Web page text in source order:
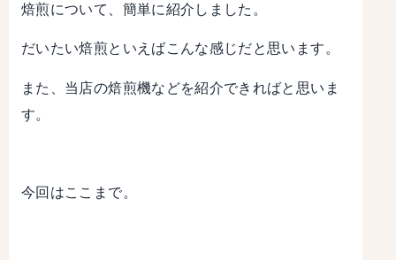
焙煎について、簡単に紹介しました。
だいたい焙煎といえばこんな感じだと思います。
また、当店の焙煎機などを紹介できればと思いま
す。
今回はここまで。